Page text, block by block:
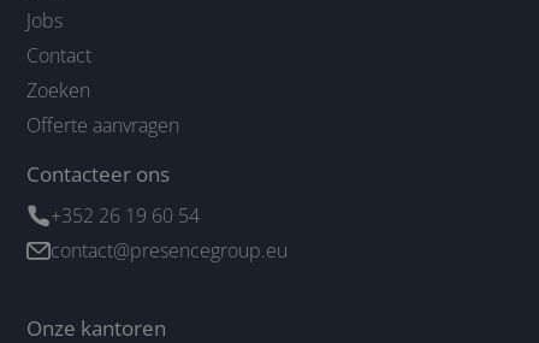
Jobs
Contact
Zoeken
Offerte aanvragen
Contacteer ons
+352 26 19 60 54
contact@presencegroup.eu
Onze kantoren